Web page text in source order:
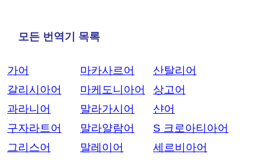
모든 번역기 목록
가어
갈리시아어
과라니어
구자라트어
그리스어
마카사르어
마케도니아어
말라가시어
말라얄람어
말레이어
산탈리어
상고어
샨어
S 크로아티아어
세르비아어